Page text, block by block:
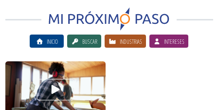
INICIO BUSCAR INDUSTRIAS INTERESES
Ver el vίdeo de la carrera